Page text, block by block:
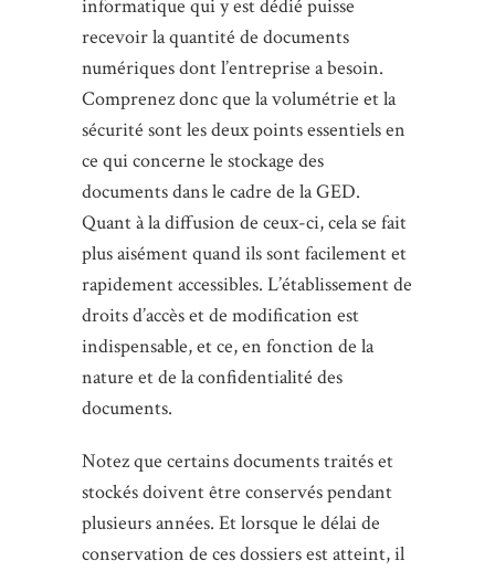
informatique qui y est dédié puisse
recevoir la quantité de documents
numériques dont l’entreprise a besoin.
Comprenez donc que la volumétrie et la
sécurité sont les deux points essentiels en
ce qui concerne le stockage des
documents dans le cadre de la GED.
Quant à la diffusion de ceux-ci, cela se fait
plus aisément quand ils sont facilement et
rapidement accessibles. L’établissement de
droits d’accès et de modification est
indispensable, et ce, en fonction de la
nature et de la confidentialité des
documents.
Notez que certains documents traités et
stockés doivent être conservés pendant
plusieurs années. Et lorsque le délai de
conservation de ces dossiers est atteint, il